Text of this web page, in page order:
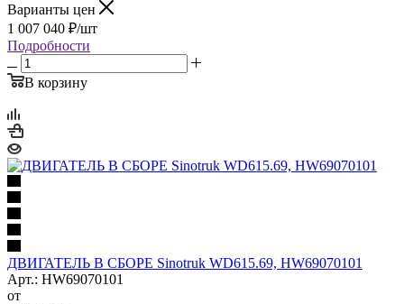
Варианты цен
1 007 040 ₽/шт
Подробности
В корзину
ДВИГАТЕЛЬ В СБОРЕ Sinotruk WD615.69, HW69070101
Арт.: HW69070101
от